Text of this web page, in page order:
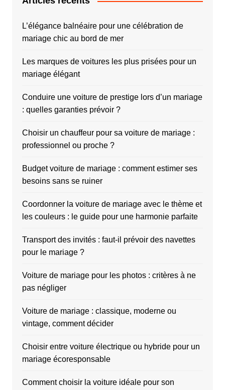
L’élégance balnéaire pour une célébration de
mariage chic au bord de mer
Les marques de voitures les plus prisées pour un
mariage élégant
Conduire une voiture de prestige lors d’un mariage
: quelles garanties prévoir ?
Choisir un chauffeur pour sa voiture de mariage :
professionnel ou proche ?
Budget voiture de mariage : comment estimer ses
besoins sans se ruiner
Coordonner la voiture de mariage avec le thème et
les couleurs : le guide pour une harmonie parfaite
Transport des invités : faut-il prévoir des navettes
pour le mariage ?
Voiture de mariage pour les photos : critères à ne
pas négliger
Voiture de mariage : classique, moderne ou
vintage, comment décider
Choisir entre voiture électrique ou hybride pour un
mariage écoresponsable
Comment choisir la voiture idéale pour son